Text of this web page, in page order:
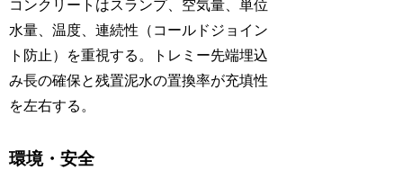
コンクリートはスランプ、空気量、単位
水量、温度、連続性（コールドジョイン
ト防止）を重視する。トレミー先端埋込
み長の確保と残置泥水の置換率が充填性
を左右する。
環境・安全